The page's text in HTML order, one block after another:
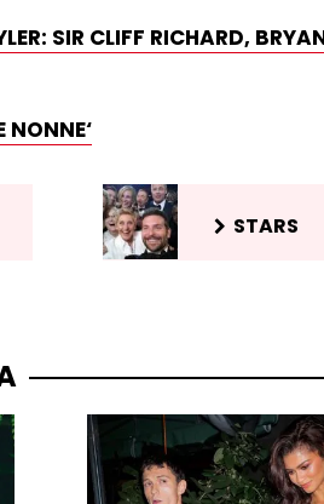
SIR CLIFF RICHARD,
NONNE‘
STARS